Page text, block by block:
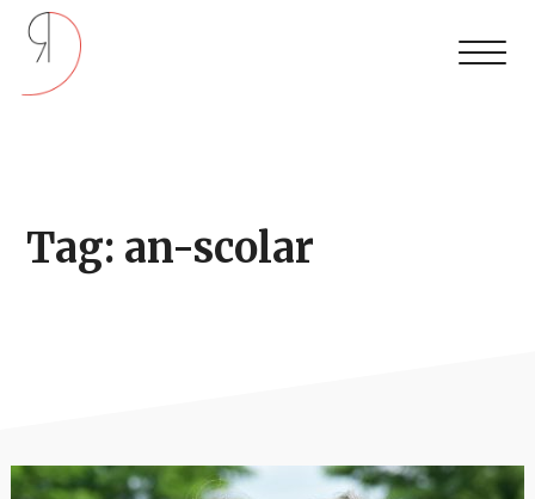
Tag: an-scolar